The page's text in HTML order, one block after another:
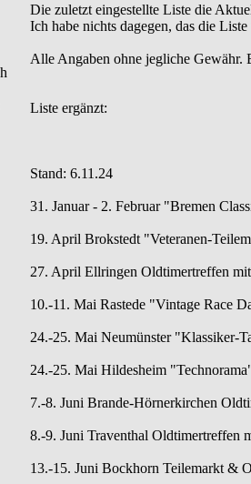
Die zuletzt eingestellte Liste die
Ich habe nichts dagegen, das die
Alle Angaben ohne jegliche
Liste ergänzt:
Stand: 6.11.24
31. Januar - 2. Februar "Bremen
19. April Brokstedt "Veteranen-
27. April Ellringen Oldtimertreffen
10.-11. Mai Rastede "Vintage Race
24.-25. Mai Neumünster "Klassiker-
24.-25. Mai Hildesheim
7.-8. Juni Brande-Hörnerkirchen
8.-9. Juni Traventhal Oldtimertreffen
13.-15. Juni Bockhorn Teilemarkt &